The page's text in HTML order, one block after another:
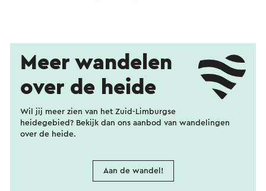
Meer wandelen
over de heide
Wil jij meer zien van het Zuid-Limburgse
heidegebied? Bekijk dan ons aanbod van wandelingen
over de heide.
Aan de wandel!